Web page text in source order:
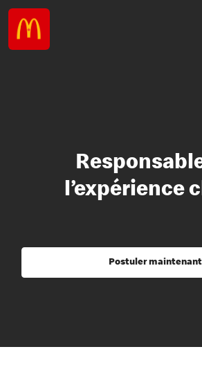
l’expérience
Postuler maintenant